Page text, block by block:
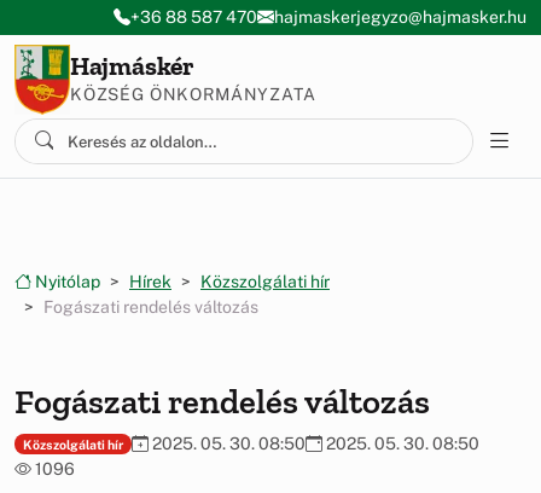
Ugrás a menüre
Ugrás a tartalomra
+36 88 587 470 hajmaskerjegyzo@hajmasker.hu
Hajmáskér
KÖZSÉG ÖNKORMÁNYZATA
Nyitólap Hírek
Közszolgálati hír
Fogászati rendelés változás
Fogászati rendelés változás
Közszolgálati hír 2025. 05. 30. 08:50
2025. 05. 30. 08:50
1096